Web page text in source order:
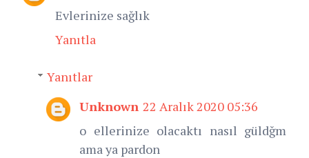
Evlerinize sağlık
Yanıtla
Yanıtlar
Unknown 22 Aralık 2020 05:36
o ellerinize olacaktı nasıl güldğm
ama ya pardon